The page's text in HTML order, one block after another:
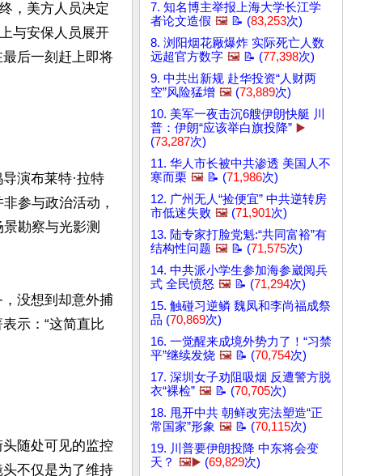
，美方人员决定
与安保人员展开
后一刻赶上即将
演布莱特·拉特
参与政治活动，
勘察与光影测
没想到却意外捕
示：“这简直比
随处可见的监控
不仅是为了维持
7. 知名博主举报上海大学长江学
者论文造假 🖼️ 📝 (83,253次)
8. 浏阳烟花厰爆炸 实际死亡人数
远超官方数字 🖼️ 📝 (77,398次)
9. 中共出新规 赴华投资“人财两
空”风险猛增 🖼️ (73,889次)
10. 美军一夜击沉6艘伊朗快艇 川
普：伊朗“应该举白旗投降” ▶️
(73,287次)
11. 华人市长被中共渗透 美国人不
寒而栗 🖼️ 📝 (71,986次)
12. 广州无人“捡便宜” 中共逆转房
市低迷失败 🖼️ (71,901次)
13. 陆专家打脸党魁:“共同富裕”有
结构性问题 🖼️ 📝 (71,575次)
14. 中共派小学生参加海参崴阅兵
式 全民愤怒 🖼️ 📝 (71,294次)
15. 触碰习逆鳞 魏凤和李尚福成祭
品 (70,869次)
16. 一觉醒来成境外势力了！“习禁
平”继续发烧 🖼️ 📝 (70,754次)
17. 深圳女子劝阻吸烟 反遭警方脱
衣“裸检” 🖼️ 📝 (70,705次)
18. 甩开中共 朝鲜改宪法塑造“正
常国家”形象 🖼️ 📝 (70,115次)
19. 川普要伊朗投降 中东将会变
天？ 🖼️▶️ (69,829次)